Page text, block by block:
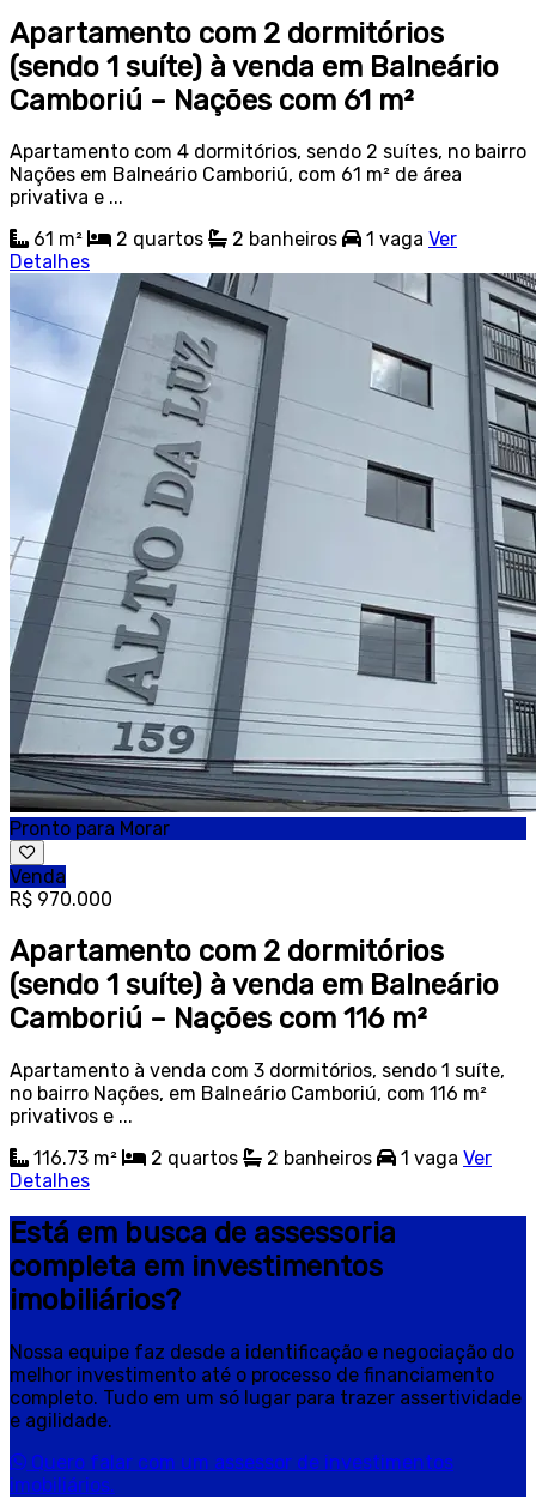
Apartamento com 2 dormitórios
(sendo 1 suíte) à venda em Balneário
Camboriú – Nações com 61 m²
Apartamento com 4 dormitórios, sendo 2 suítes, no bairro
Nações em Balneário Camboriú, com 61 m² de área
privativa e ...
61 m²
2 quartos 2 banheiros 1 vaga Ver
Detalhes
Pronto para Morar
Venda
R$ 970.000
Apartamento com 2 dormitórios
(sendo 1 suíte) à venda em Balneário
Camboriú – Nações com 116 m²
Apartamento à venda com 3 dormitórios, sendo 1 suíte,
no bairro Nações, em Balneário Camboriú, com 116 m²
privativos e ...
116.73 m²
2 quartos 2 banheiros 1 vaga Ver
Detalhes
Está em busca de assessoria
completa em investimentos
imobiliários?
Nossa equipe faz desde a identificação e negociação do
melhor investimento até o processo de financiamento
completo. Tudo em um só lugar para trazer assertividade
e agilidade.
Quero falar com um assessor de investimentos
imobiliários.